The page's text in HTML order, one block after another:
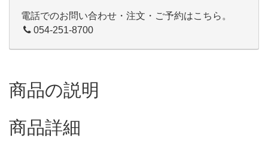
電話でのお問い合わせ・注文・ご予約はこちら。
054-251-8700
商品の説明
商品詳細